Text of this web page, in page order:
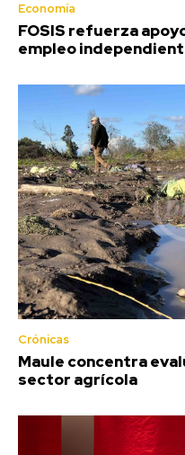
Economía
FOSIS refuerza
empleo
Crónicas
Maule concentra
sector agrícola